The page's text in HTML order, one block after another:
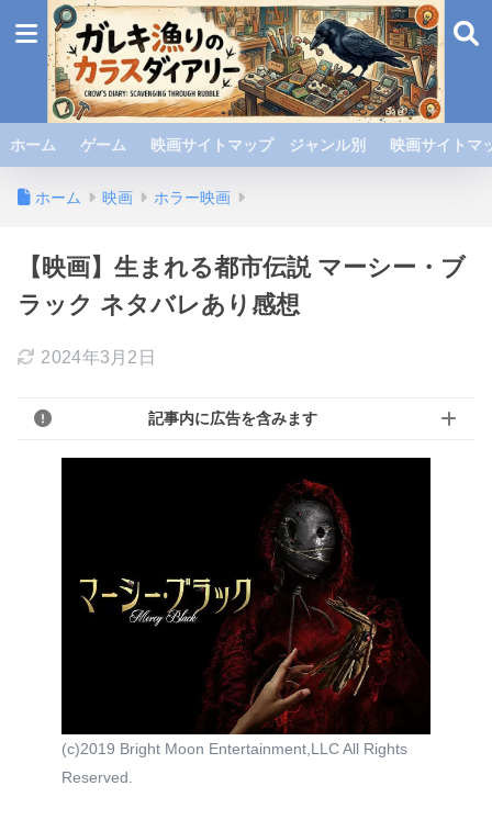
ホーム ゲーム 映画サイトマップ ジャンル別 映画サイト
ホーム 映画 ホラー映画
【映画】生まれる都市伝説 マーシー・ブ
ラック ネタバレあり感想
2024年3月2日
記事内に広告を含みます
(c)2019 Bright Moon Entertainment,LLC All Rights
Reserved.